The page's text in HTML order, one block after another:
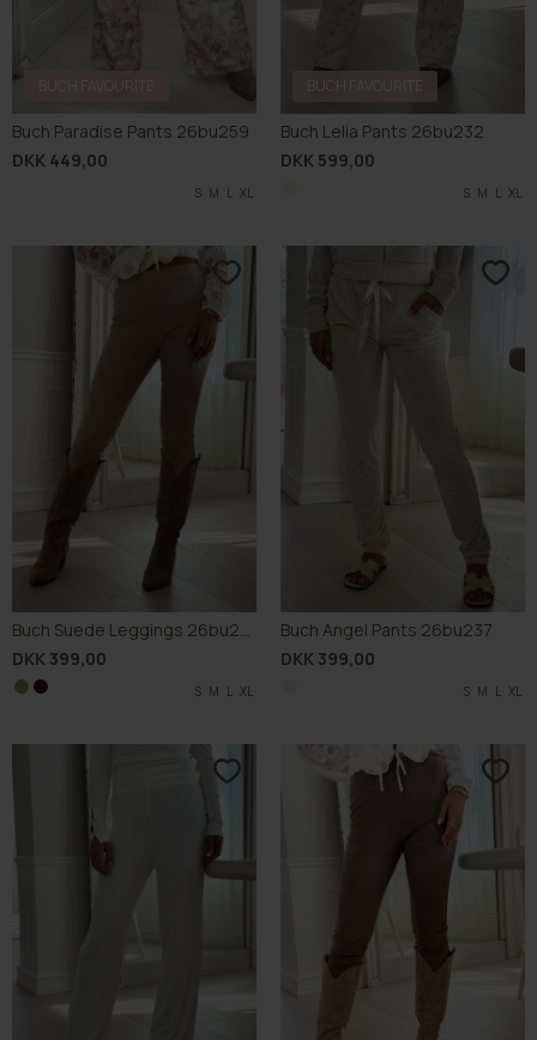
Buch Paradise Pants 26bu259
DKK 449,00
S M L XL
BUCH FAVOURITE
Buch Lelia Pants 26bu232
DKK 599,00
S M L XL
Buch Suede Leggings 26bu225
DKK 399,00
S M L XL
S M L XL
Buch Angel Pants 26bu237
DKK 399,00
S M L XL